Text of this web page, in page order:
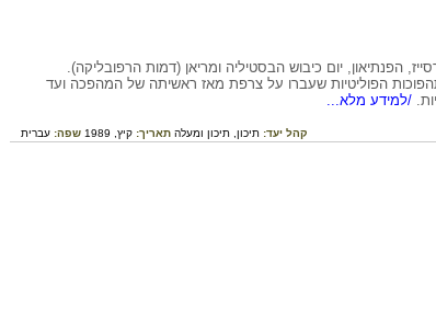
הפנתיאון, יום כיבוש הבסטיליה ומריאן (דמות הרפובליקה).
הפוליטיות שעברו על צרפת מאז ראשיתה של המהפכה ועד
/למידע מלא...
קהל יעד: תיכון, תיכון ומעלה תאריך: קיץ, 1989 שפה: עברית